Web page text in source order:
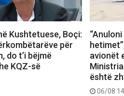
Kushtetuese, Boçi:
për
do t’i bëjmë
KQZ-së
avionët
është
06/08